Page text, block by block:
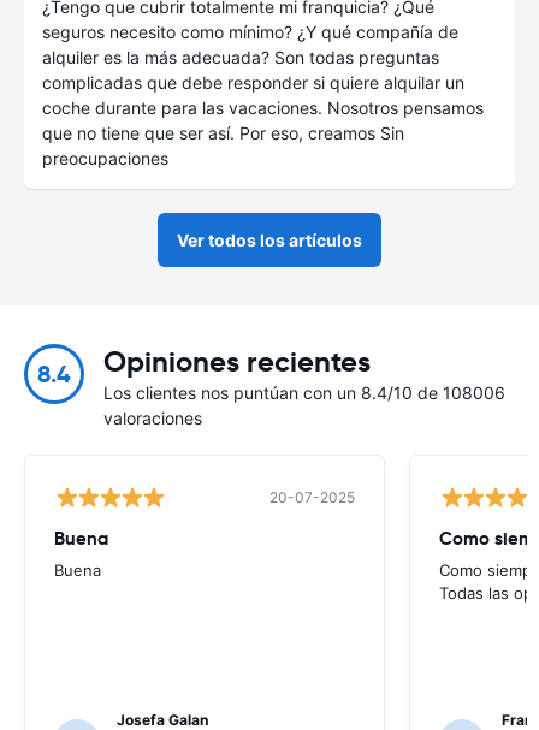
¿Tengo que cubrir totalmente mi franquicia? ¿Qué
seguros necesito como mínimo? ¿Y qué compañía de
alquiler es la más adecuada? Son todas preguntas
complicadas que debe responder si quiere alquilar un
coche durante para las vacaciones. Nosotros pensamos
que no tiene que ser así. Por eso, creamos Sin
preocupaciones
Ver todos los artículos
8.4 Opiniones recientes
Los clientes nos puntúan con un 8.4/10 de 108006
valoraciones
20-07-2025
Buena
Buena
Josefa Galan
Como
Como
Todas las